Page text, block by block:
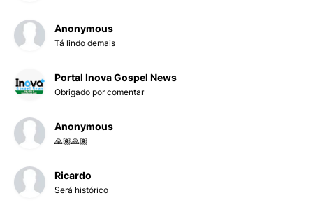
Anonymous
Tá lindo demais
Portal Inova Gospel News
Obrigado por comentar
Anonymous
🙏🏽🙏🏽
Ricardo
Será histórico